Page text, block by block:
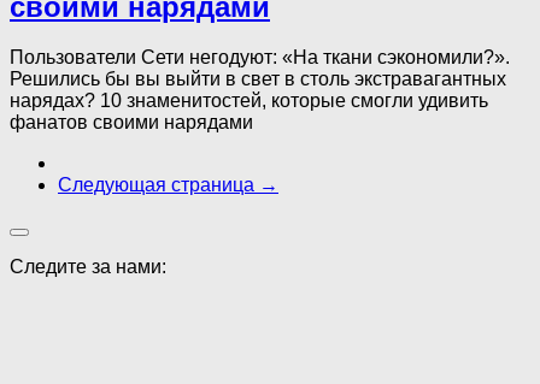
Пользователи Сети негодуют: «На ткани сэкономили?».
Решились бы вы выйти в свет в столь экстравагантных
нарядах? 10 знаменитостей, которые смогли удивить
фанатов своими нарядами
Следующая страница →
Следите за нами: